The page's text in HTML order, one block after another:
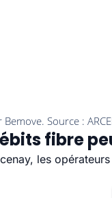
fibre
les